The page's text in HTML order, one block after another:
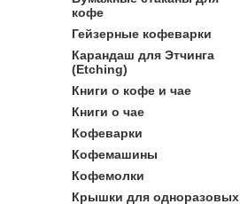
кофе
Гейзерные кофеварки
Карандаш для Этчинга
(Etching)
Книги о кофе и чае
Книги о чае
Кофеварки
Кофемашины
Кофемолки
Крышки для одноразовых